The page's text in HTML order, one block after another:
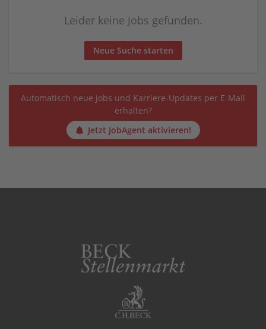
Leider keine Jobs gefunden.
Neue Suche starten
Automatisch neue Jobs und Karriere-Updates per E-Mail
erhalten?
Jetzt JobAgent aktivieren!